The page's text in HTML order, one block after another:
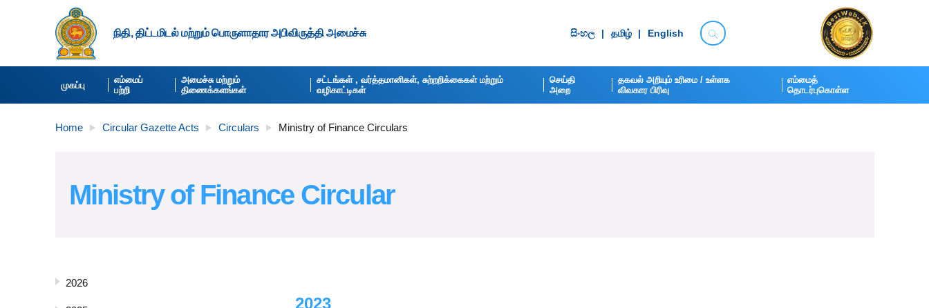
நிதி, திட்டமிடல் மற்றும் பொருளாதார அபிவிருத்தி அமைச்சு සිංහ​ල தமிழ் English
முகப்பு
எம்மைப்
பற்றி
அமைச்சு மற்றும்
திணைக்களங்கள்
சட்டங்கள் , வர்த்தமானிகள், சுற்றறிக்கைகள் மற்றும்
வழிகாட்டிகள்
செய்தி
அறை
தகவல் அறியும் உரிமை / உள்ளக
விவகார பிரிவு​
எம்மைத்
தொடர்புகொள்ள
Home Circular Gazette Acts Circulars Ministry of Finance Circulars
Ministry of Finance Circular
2026
2023